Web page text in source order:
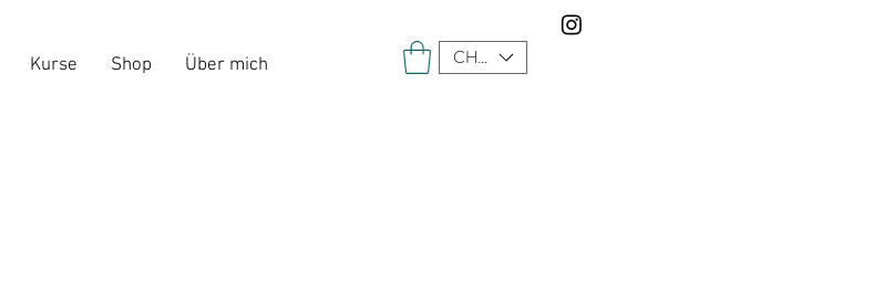
Kurse Shop Über mich CHF (CHF)